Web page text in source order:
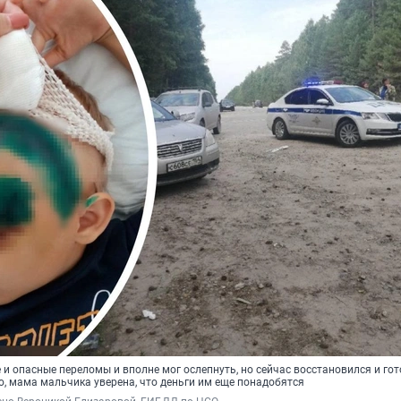
опасные переломы и вполне мог ослепнуть, но сейчас восстановился и
мама мальчика уверена, что деньги им еще понадобятся